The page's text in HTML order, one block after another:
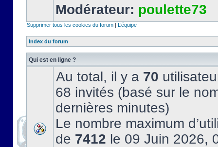
Modérateur: poulette73
Supprimer tous les cookies du forum | L’équipe
Index du forum
Qui est en ligne ?
Au total, il y a 70
68 invités (basé sur le
dernières minutes)
Le nombre maximum
de 7412 le 09 Juin 2026,